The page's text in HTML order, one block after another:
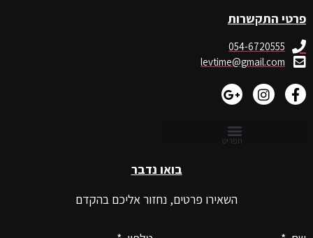
פרטי התקשרות
054-6720555
levtime@gmail.com
בואו נדבר
השאירו פרטים, נחזור אליכם בהקדם